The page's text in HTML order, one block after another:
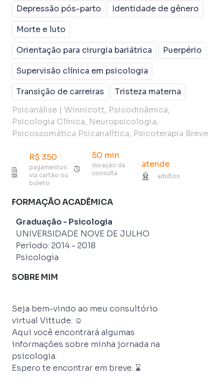
Depressão pós-parto
Identidade de gênero
Morte e luto
Orientação para cirurgia bariátrica
Puerpério
Supervisão clínica em psicologia
Transição de carreiras
Tristeza materna
Psicanálise | Winnicott, Psicodinâmica,
Psicologia Clínica, Neuropsicologia,
Psicossomática Psicanalítica, Psicoterapia Breve
R$ 350
pagamentos
via cartão ou
boleto
50 min
duração da
consulta
atende
adultos
FORMAÇÃO ACADÊMICA
Graduação- Psicologia
UNIVERSIDADE NOVE DE JULHO
Período: 2014 - 2018
Psicologia
SOBRE MIM
Seja bem-vindo ao meu consultório
virtual Vittude. ☺
Aqui você encontrará algumas
informações sobre minha jornada na
psicologia.
Espero te encontrar em breve. ⌛